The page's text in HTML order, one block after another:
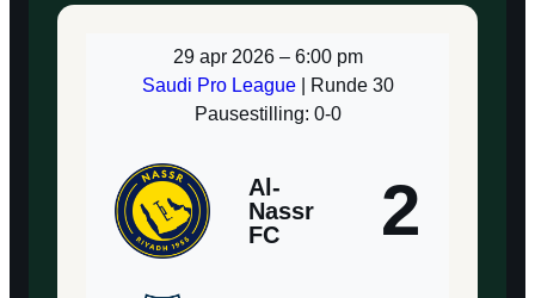
29 apr 2026 – 6:00 pm
Saudi Pro League
| Runde 30
Pausestilling: 0-0
Al-
Nassr
FC
2